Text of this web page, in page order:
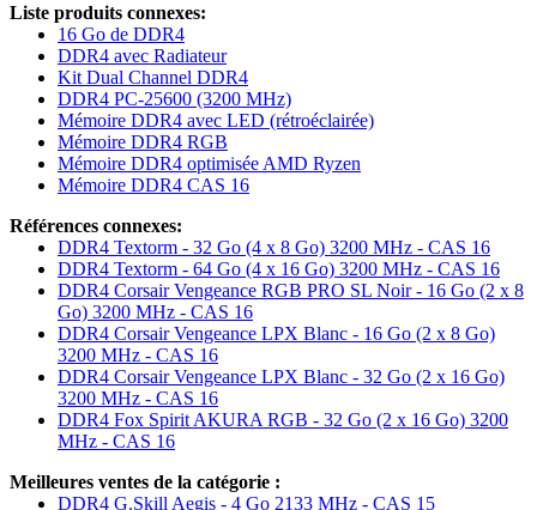
Liste produits connexes:
16 Go de DDR4
DDR4 avec Radiateur
Kit Dual Channel DDR4
DDR4 PC-25600 (3200 MHz)
Mémoire DDR4 avec LED (rétroéclairée)
Mémoire DDR4 RGB
Mémoire DDR4 optimisée AMD Ryzen
Mémoire DDR4 CAS 16
Références connexes:
DDR4 Textorm - 32 Go (4 x 8 Go) 3200 MHz - CAS 16
DDR4 Textorm - 64 Go (4 x 16 Go) 3200 MHz - CAS 16
DDR4 Corsair Vengeance RGB PRO SL Noir - 16 Go (2 x 8
Go) 3200 MHz - CAS 16
DDR4 Corsair Vengeance LPX Blanc - 16 Go (2 x 8 Go)
3200 MHz - CAS 16
DDR4 Corsair Vengeance LPX Blanc - 32 Go (2 x 16 Go)
3200 MHz - CAS 16
DDR4 Fox Spirit AKURA RGB - 32 Go (2 x 16 Go) 3200
MHz - CAS 16
Meilleures ventes de la catégorie :
DDR4 G.Skill Aegis - 4 Go 2133 MHz - CAS 15